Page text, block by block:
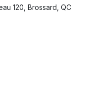
120, Brossard, QC